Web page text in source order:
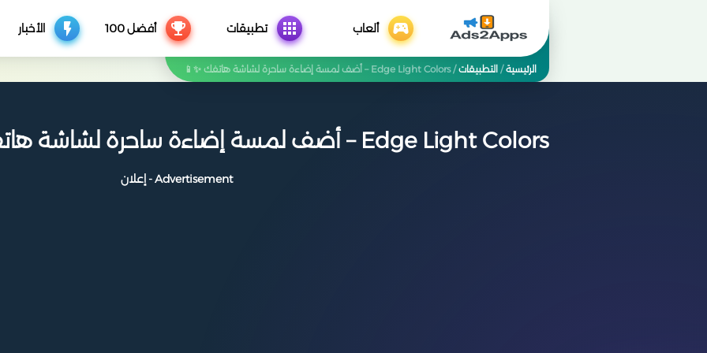
ألعاب تطبيقات أفضل 100 الأخبار
الرئيسية/ التطبيقات/Edge Light Colors – أضف لمسة إضاءة ساحرة لشاشة هاتفك ✨📱
Edge Light Colors – أضف لمسة إضاءة ساحرة لشاشة هاتفك ✨📱
Advertisement - إعلان